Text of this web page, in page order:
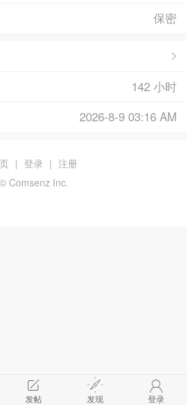
保密
142 小时
2026-8-9 03:16 AM
发帖 发现 登录
| 登录 | 注册
© Comsenz Inc.